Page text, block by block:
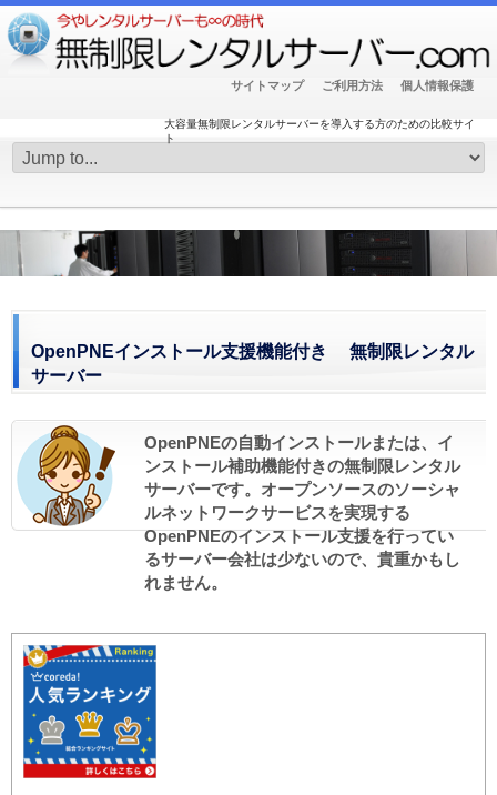
サイトマップ ご利用方法 個人情報保護
大容量無制限レンタルサーバーを導入する方のための比較サイ
ト
OpenPNEインストール支援機能付き 無制限レンタル
サーバー
OpenPNEの自動インストールまたは、イ
ンストール補助機能付きの無制限レンタル
サーバーです。オープンソースのソーシャ
ルネットワークサービスを実現する
OpenPNEのインストール支援を行ってい
るサーバー会社は少ないので、貴重かもし
れません。